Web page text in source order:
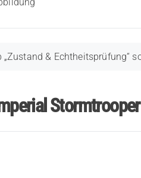
& Echtheitsprüfung“